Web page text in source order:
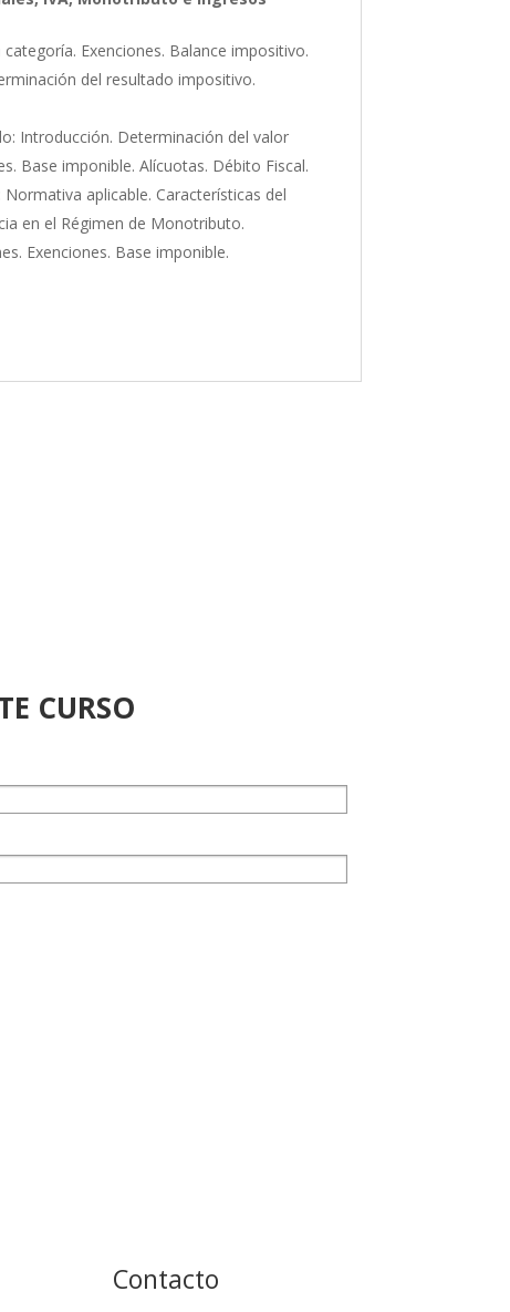
categoría. Exenciones. Balance impositivo.
del resultado impositivo.
Introducción. Determinación del valor
Base imponible. Alícuotas. Débito Fiscal.
aplicable. Características del
en el Régimen de Monotributo.
Exenciones. Base imponible.
CURSO
Contacto